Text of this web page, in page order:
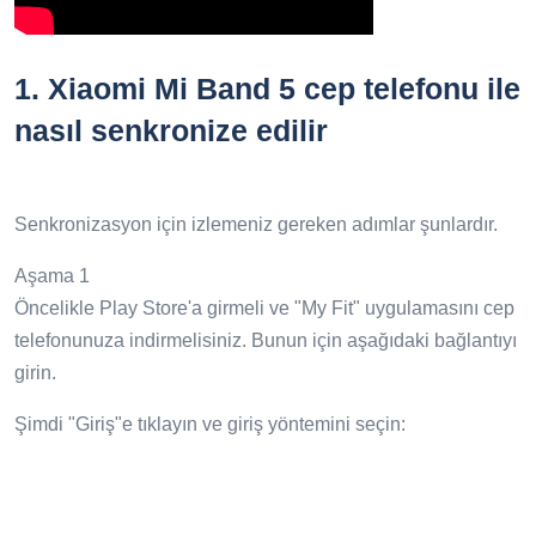
1. Xiaomi Mi Band 5 cep telefonu ile
nasıl senkronize edilir
Senkronizasyon için izlemeniz gereken adımlar şunlardır.
Aşama 1
Öncelikle Play Store'a girmeli ve "My Fit" uygulamasını cep
telefonunuza indirmelisiniz. Bunun için aşağıdaki bağlantıyı
girin.
Şimdi "Giriş"e tıklayın ve giriş yöntemini seçin: